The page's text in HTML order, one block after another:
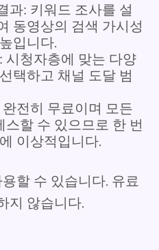
과: 키워드 조사를 설
동영상의 검색 가시성
입니다.
시청자층에 맞는 다양
택하고 채널 도달 범
전히 무료이며 모든
스할 수 있으므로 한 번
이상적입니다.
할 수 있습니다. 유료
지 않습니다.